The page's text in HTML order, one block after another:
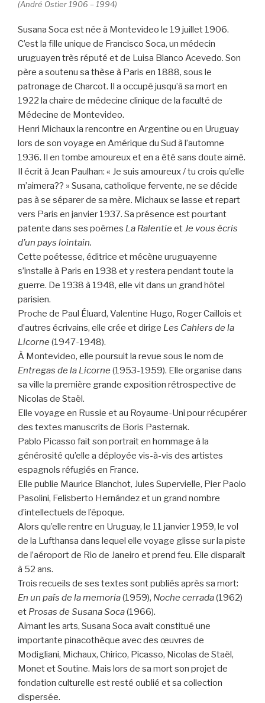
(André Ostier 1906 – 1994)
Susana Soca est née à Montevideo le 19 juillet 1906.
C’est la fille unique de Francisco Soca, un médecin
uruguayen très réputé et de Luisa Blanco Acevedo. Son
père a soutenu sa thèse à Paris en 1888, sous le
patronage de Charcot. Il a occupé jusqu’à sa mort en
1922 la chaire de médecine clinique de la faculté de
Médecine de Montevideo.
Henri Michaux la rencontre en Argentine ou en Uruguay
lors de son voyage en Amérique du Sud à l’automne
1936. Il en tombe amoureux et en a été sans doute aimé.
Il écrit à Jean Paulhan: « Je suis amoureux / tu crois qu’elle
m’aimera?? » Susana, catholique fervente, ne se décide
pas à se séparer de sa mère. Michaux se lasse et repart
vers Paris en janvier 1937. Sa présence est pourtant
patente dans ses poèmes La Ralentie etJe vous écris
d’un pays lointain.
Cette poétesse, éditrice et mécène uruguayenne
s’installe à Paris en 1938 et y restera pendant toute la
guerre. De 1938 à 1948, elle vit dans un grand hôtel
parisien.
Proche de Paul Éluard, Valentine Hugo, Roger Caillois et
d’autres écrivains, elle crée et dirige Les Cahiers de la
Licorne (1947-1948).
À Montevideo, elle poursuit la revue sous le nom de
Entregas de la Licorne (1953-1959). Elle organise dans
sa ville la première grande exposition rétrospective de
Nicolas de Staël.
Elle voyage en Russie et au Royaume-Uni pour récupérer
des textes manuscrits de Boris Pasternak.
Pablo Picasso fait son portrait en hommage à la
générosité qu’elle a déployée vis-à-vis des artistes
espagnols réfugiés en France.
Elle publie Maurice Blanchot, Jules Supervielle, Pier Paolo
Pasolini, Felisberto Hernández et un grand nombre
d’intellectuels de l’époque.
Alors qu’elle rentre en Uruguay, le 11 janvier 1959, le vol
de la Lufthansa dans lequel elle voyage glisse sur la piste
de l’aéroport de Rio de Janeiro et prend feu. Elle disparaît
à 52 ans.
Trois recueils de ses textes sont publiés après sa mort:
En un país de la memoria(1959), Noche cerrada(1962)
et Prosas de Susana Soca(1966).
Aimant les arts, Susana Soca avait constitué une
importante pinacothèque avec des œuvres de
Modigliani, Michaux, Chirico, Picasso, Nicolas de Staël,
Monet et Soutine. Mais lors de sa mort son projet de
fondation culturelle est resté oublié et sa collection
dispersée.